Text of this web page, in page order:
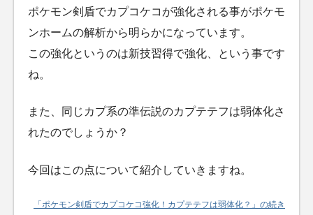
ポケモン剣盾でカプコケコが強化される事がポケモ
ンホームの解析から明らかになっています。
この強化というのは新技習得で強化、という事です
ね。
また、同じカプ系の準伝説のカプテテフは弱体化さ
れたのでしょうか？
今回はこの点について紹介していきますね。
「ポケモン剣盾でカプコケコ強化！カプテテフは弱体化？」の続き